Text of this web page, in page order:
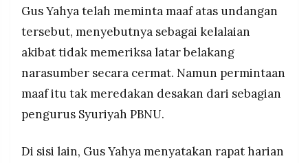
Gus Yahya telah meminta maaf atas undangan
tersebut, menyebutnya sebagai kelalaian
akibat tidak memeriksa latar belakang
narasumber secara cermat. Namun permintaan
maaf itu tak meredakan desakan dari sebagian
pengurus Syuriyah PBNU.
Di sisi lain, Gus Yahya menyatakan rapat harian